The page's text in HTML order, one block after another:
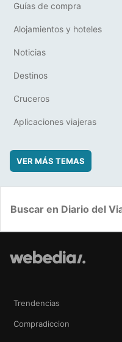
Guías de compra
Alojamientos y hoteles
Noticias
Destinos
Cruceros
Aplicaciones viajeras
VER MÁS TEMAS
Trendencias
Compradiccion